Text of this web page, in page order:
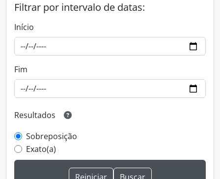
Filtrar por intervalo de datas:
Início
Fim
Resultados
Sobreposição
Exato(a)